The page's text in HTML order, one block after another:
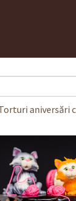
aniversări